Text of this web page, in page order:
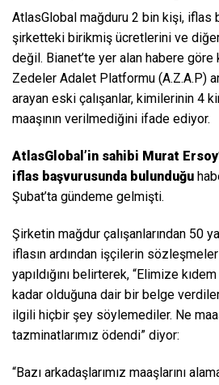
AtlasGlobal mağduru 2 bin kişi, iflas
şirketteki birikmiş ücretlerini ve diğer
değil. Bianet’te yer alan habere göre
Zedeler Adalet Platformu (A.Z.A.P)
arayan eski çalışanlar, kimilerinin 4
maaşının verilmediğini ifade ediyor.
AtlasGlobal’in sahibi Murat
iflas başvurusunda bulunduğu
Şubat’ta gündeme gelmişti.
Şirketin mağdur çalışanlarından 50
iflasın ardından işçilerin
yapıldığını belirterek, “Elimize
kadar olduğuna dair bir belge
ilgili hiçbir şey söylemediler. Ne
tazminatlarımız ödendi” diyor:
“Bazı arkadaşlarımız maaşlarını